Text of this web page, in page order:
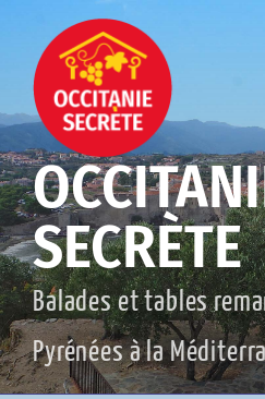
contenu
principal
SECRÈTE
Balades et tables
Pyrénées à la